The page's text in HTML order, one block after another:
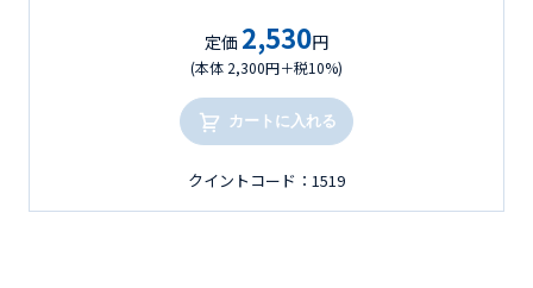
定価 2,530円
(本体 2,300円＋税10%)
カートに入れる
クイントコード：1519